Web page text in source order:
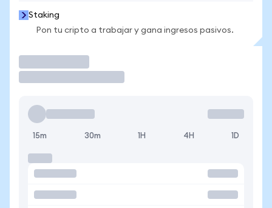
Staking
Pon tu cripto a trabajar y gana ingresos pasivos.
15m 30m 1H 4H 1D